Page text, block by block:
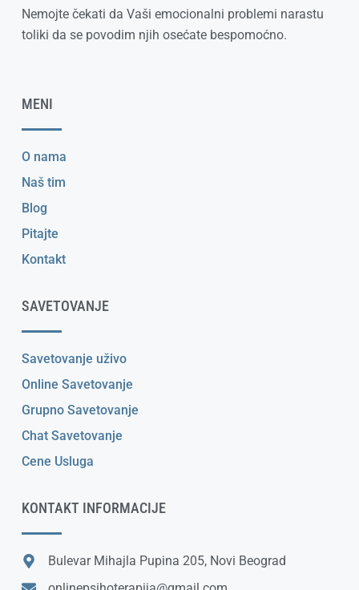
Nemojte čekati da Vaši emocionalni problemi narastu
toliki da se povodim njih osećate bespomoćno.
MENI
O nama
Naš tim
Blog
Pitajte
Kontakt
SAVETOVANJE
Savetovanje uživo
Online Savetovanje
Grupno Savetovanje
Chat Savetovanje
Cene Usluga
KONTAKT INFORMACIJE
Bulevar Mihajla Pupina 205, Novi Beograd